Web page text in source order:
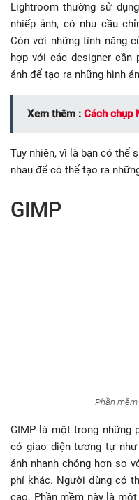
Lightroom thường sử
nhiếp ảnh, có nhu cầu
Còn với những tính năng
hợp với các designer cần
ảnh để tạo ra những hình
Xem thêm : Cách chụp
Tuy nhiên, vì là bạn có thể
nhau để có thể tạo ra
GIMP
Phần
GIMP là một trong những
có giao diện tương tự
ảnh nhanh chóng hơn so
phí khác. Người dùng có
cao. Phần mềm này là